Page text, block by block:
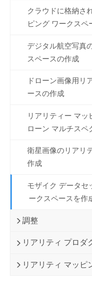
クラウドに格納さ
ピング ワークスペ
デジタル航空写真
スペースの作成
ドローン画像用リ
ースの作成
リアリティー マッ
ローン マルチスペ
衛星画像のリアリ
作成
モザイク データセ
ークスペースを作
調整
リアリティ プロダ
リアリティ マッピ